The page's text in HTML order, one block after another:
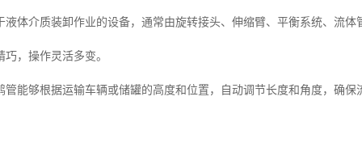
液体介质装卸作业的设备，通常由旋转接头、伸缩臂、平衡系统、流体
，操作灵活多变。
管能够根据运输车辆或储罐的高度和位置，自动调节长度和角度，确